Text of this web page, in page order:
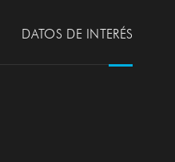
DATOS DE INTERÉS